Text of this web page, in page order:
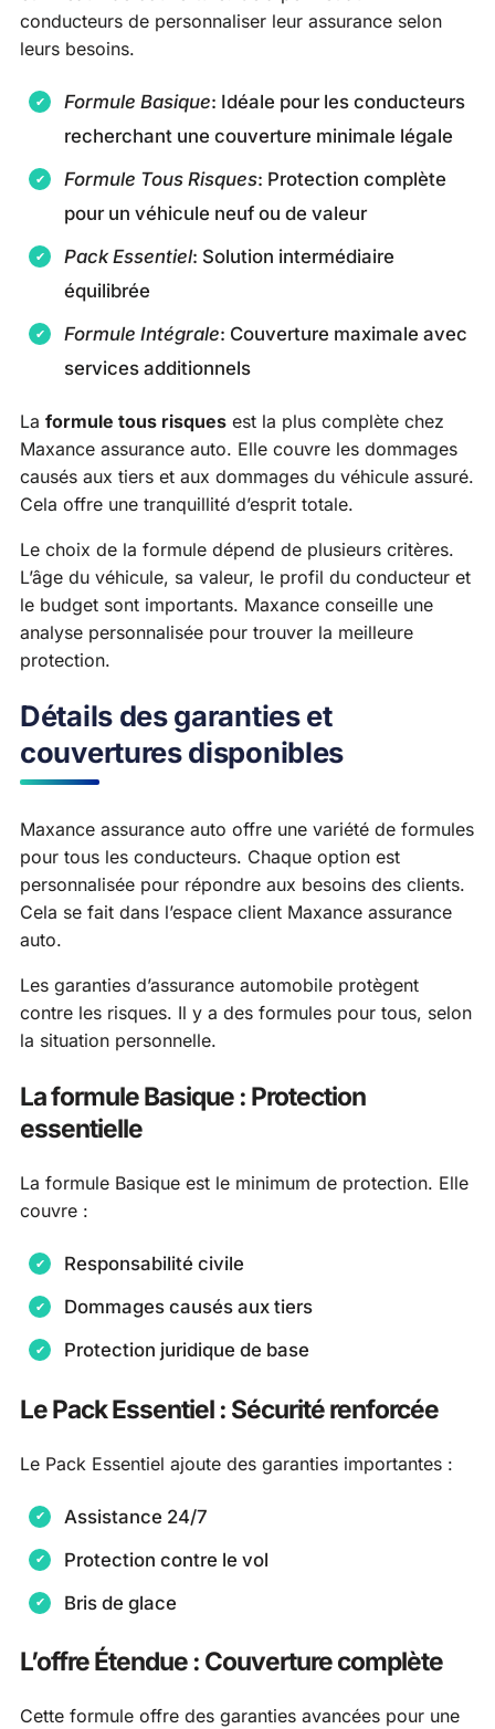
conducteurs de personnaliser leur assurance selon
leurs besoins.
Formule Basique: Idéale pour les conducteurs
recherchant une couverture minimale légale
Formule Tous Risques: Protection complète
pour un véhicule neuf ou de valeur
Pack Essentiel: Solution intermédiaire
équilibrée
Formule Intégrale: Couverture maximale avec
services additionnels
La formule tous risques est la plus complète chez
Maxance assurance auto. Elle couvre les dommages
causés aux tiers et aux dommages du véhicule assuré.
Cela offre une tranquillité d’esprit totale.
Le choix de la formule dépend de plusieurs critères.
L’âge du véhicule, sa valeur, le profil du conducteur et
le budget sont importants. Maxance conseille une
analyse personnalisée pour trouver la meilleure
protection.
Détails des garanties et
couvertures disponibles
Maxance assurance auto offre une variété de formules
pour tous les conducteurs. Chaque option est
personnalisée pour répondre aux besoins des clients.
Cela se fait dans l’espace client Maxance assurance
auto.
Les garanties d’assurance automobile protègent
contre les risques. Il y a des formules pour tous, selon
la situation personnelle.
La formule Basique : Protection
essentielle
La formule Basique est le minimum de protection. Elle
couvre :
Responsabilité civile
Dommages causés aux tiers
Protection juridique de base
Le Pack Essentiel : Sécurité renforcée
Le Pack Essentiel ajoute des garanties importantes :
Assistance 24/7
Protection contre le vol
Bris de glace
L’offre Étendue : Couverture complète
Cette formule offre des garanties avancées pour une